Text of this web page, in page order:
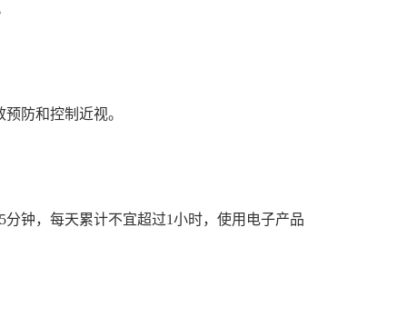
防和控制近视。
钟，每天累计不宜超过1小时，使用电子产品